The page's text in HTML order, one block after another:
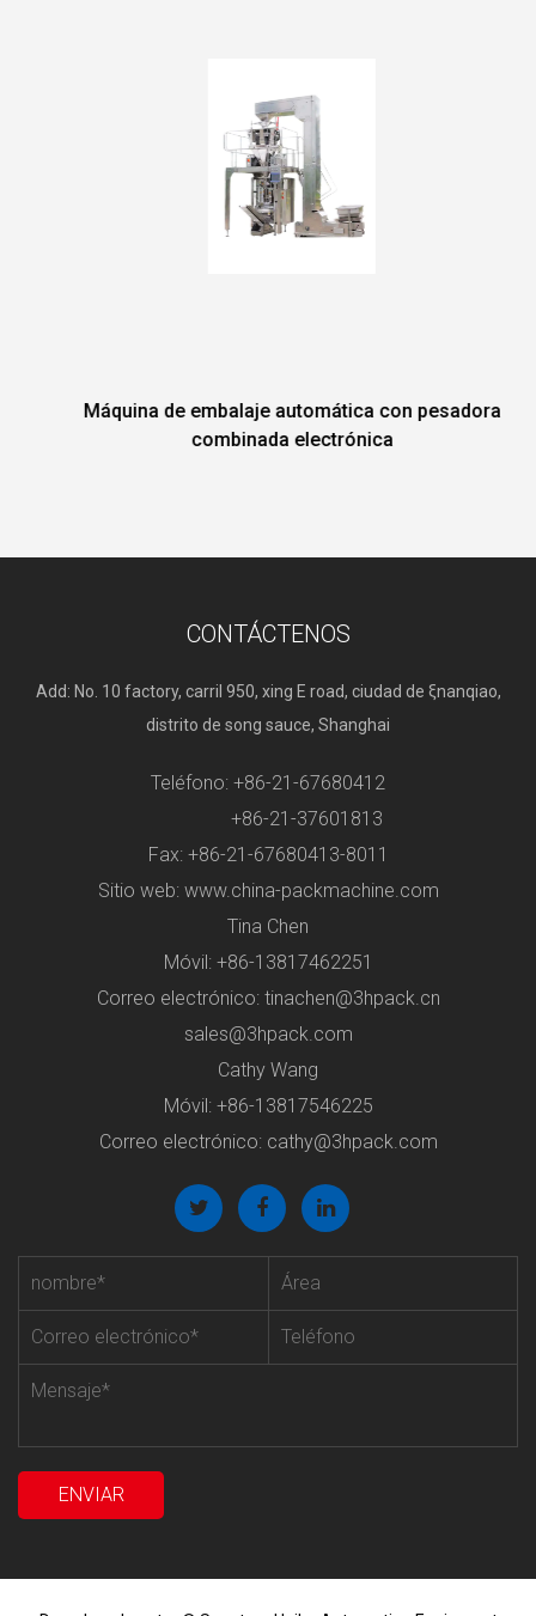
Máquina de embalaje automática con pesadora
combinada electrónica
CONTÁCTENOS
Add: No. 10 factory, carril 950, xing E road, ciudad de ξnanqiao,
distrito de song sauce, Shanghai
Teléfono: +86-21-67680412
+86-21-37601813
Fax: +86-21-67680413-8011
Sitio web: www.china-packmachine.com
Tina Chen
Móvil: +86-13817462251
Correo electrónico: tinachen@3hpack.cn
sales@3hpack.com
Cathy Wang
Móvil: +86-13817546225
Correo electrónico: cathy@3hpack.com